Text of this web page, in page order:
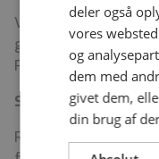
Vi glæder os til at
gerne mere om
Psykiatrien Syd.
Startløn
Regionen er
deler også
vores
og
dem med
givet dem,
din brug af